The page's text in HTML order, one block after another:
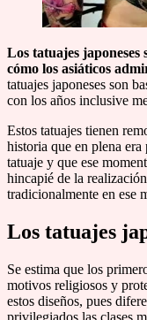
Los tatuajes japoneses
cómo los asiáticos
tatuajes japoneses son
con los años inclusive
Estos tatuajes tienen
historia que en plena
tatuaje y que ese
hincapié de la
tradicionalmente en ese
Los tatuajes
Se estima que los
motivos religiosos y
estos diseños, pues